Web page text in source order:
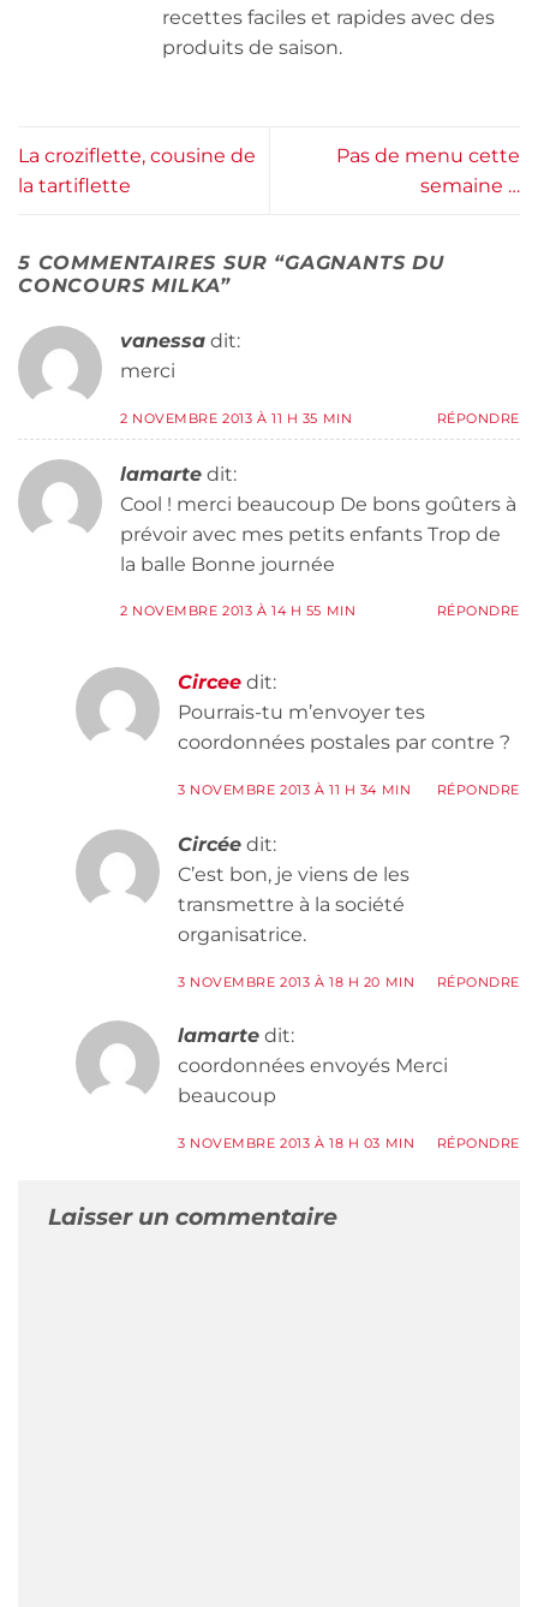
recettes faciles et rapides avec des
produits de saison.
La croziflette, cousine de
la tartiflette
Pas de menu cette
semaine …
5 COMMENTAIRES SUR “GAGNANTS DU
CONCOURS MILKA”
vanessa dit:
merci
2 NOVEMBRE 2013 À 11 H 35 MIN RÉPONDRE
lamarte dit:
Cool ! merci beaucoup De bons goûters à
prévoir avec mes petits enfants Trop de
la balle Bonne journée
2 NOVEMBRE 2013 À 14 H 55 MIN RÉPONDRE
Circee dit:
Pourrais-tu m’envoyer tes
coordonnées postales par contre ?
3 NOVEMBRE 2013 À 11 H 34 MIN RÉPONDRE
Circée dit:
C’est bon, je viens de les
transmettre à la société
organisatrice.
3 NOVEMBRE 2013 À 18 H 20 MIN RÉPONDRE
lamarte dit:
coordonnées envoyés Merci
beaucoup
3 NOVEMBRE 2013 À 18 H 03 MIN RÉPONDRE
Laisser un commentaire